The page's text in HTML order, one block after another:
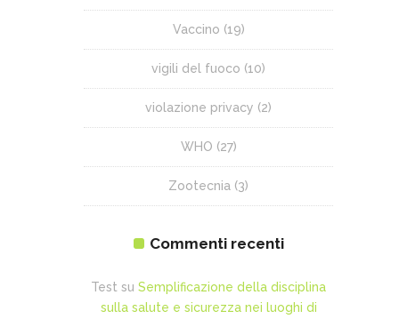
Vaccino (19)
vigili del fuoco (10)
violazione privacy (2)
WHO (27)
Zootecnia (3)
Commenti recenti
Test su Semplificazione della disciplina
sulla salute e sicurezza nei luoghi di